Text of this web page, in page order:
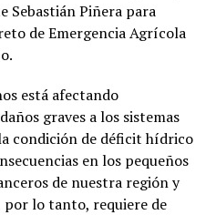
Sebastián Piñera para
de Emergencia Agrícola
está afectando
graves a los sistemas
condición de déficit hídrico
en los pequeños
de nuestra región y
por lo tanto, requiere de